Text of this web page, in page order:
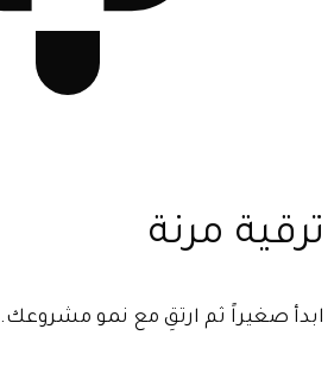
ترقية مرنة
ابدأ صغيراً ثم ارتقِ مع نمو مشروعك.